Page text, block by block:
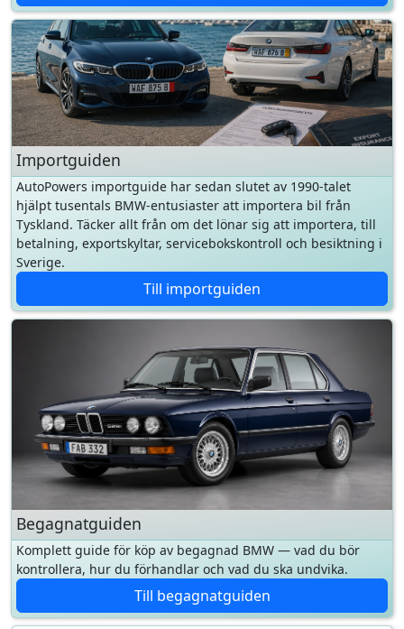
Importguiden
AutoPowers importguide har sedan slutet av 1990-talet
hjälpt tusentals BMW-entusiaster att importera bil från
Tyskland. Täcker allt från om det lönar sig att importera, till
betalning, exportskyltar, servicebokskontroll och besiktning i
Sverige.
Till importguiden
Begagnatguiden
Komplett guide för köp av begagnad BMW — vad du bör
kontrollera, hur du förhandlar och vad du ska undvika.
Till begagnatguiden